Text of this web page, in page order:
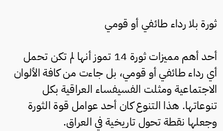
ثورة بلا رداء طائفي أو قومي
أحد أهم مميزات ثورة 14 تموز أنها لم تكن تحمل
أي رداء طائفي أو قومي، بل جاءت من كافة الألوان
الاجتماعية ومثلت الفسيفساء العراقية بكل
تنوعاتها. هذا التنوع كان أحد عوامل قوة الثورة
وجعلها نقطة تحول تاريخية في العراق.